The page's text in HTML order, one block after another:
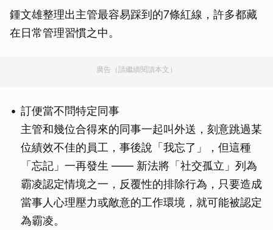
鍾文雄整理出主管最容易踩到的7條紅線，許多都藏
在日常管理習慣之中。
廣告（請繼續閱讀本文）
訂便當不問特定同事
主管和幾位合得來的同事一起叫外送，刻意跳過某
位績效不佳的員工，事後說「我忘了」，但這種
「忘記」一再發生 —— 新法將「社交孤立」列為
霸凌認定情境之一，反覆性的排除行為，只要造成
當事人心理壓力或敵意的工作環境，就可能被認定
為霸凌。